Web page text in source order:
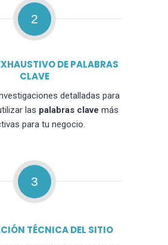
2
DE PALABRAS
CLAVE
detalladas para
las palabras clave más
para tu negocio.
3
TÉCNICA DEL SITIO